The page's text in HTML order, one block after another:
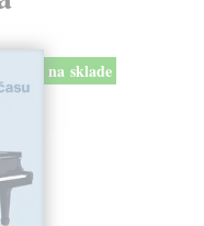
na sklade